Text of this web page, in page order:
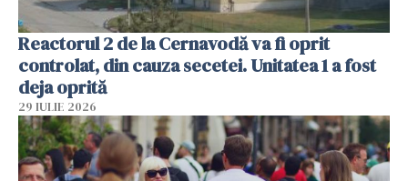
Reactorul 2 de la Cernavodă va fi oprit
controlat, din cauza secetei. Unitatea 1 a fost
deja oprită
29 IULIE 2026